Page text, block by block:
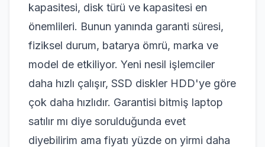
kapasitesi, disk türü ve kapasitesi en
önemlileri. Bunun yanında garanti süresi,
fiziksel durum, batarya ömrü, marka ve
model de etkiliyor. Yeni nesil işlemciler
daha hızlı çalışır, SSD diskler HDD'ye göre
çok daha hızlıdır. Garantisi bitmiş laptop
satılır mı diye sorulduğunda evet
diyebilirim ama fiyatı yüzde on yirmi daha